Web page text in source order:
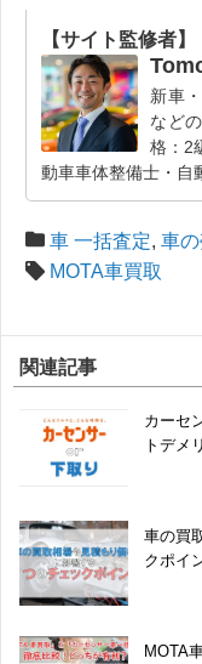
【サイト監修者】
新車
など
格：2
動車車体整備士・自
車 一括査定, 車
MOTA車買取
関連記事
カーセ
トデメ
車の買
クポイ
MOTA